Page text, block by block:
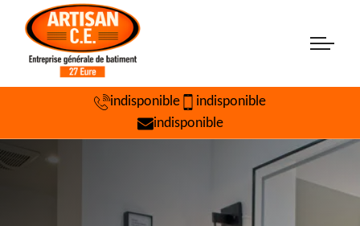
indisponible
indisponible
indisponible